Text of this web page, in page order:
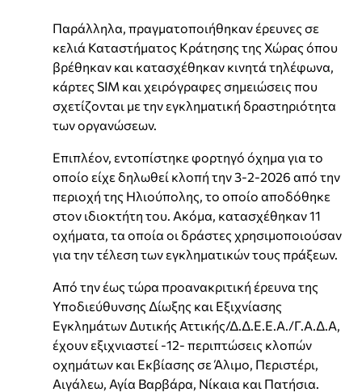
Παράλληλα, πραγματοποιήθηκαν έρευνες σε
κελιά Καταστήματος Κράτησης της Χώρας όπου
βρέθηκαν και κατασχέθηκαν κινητά τηλέφωνα,
κάρτες SIM και χειρόγραφες σημειώσεις που
σχετίζονται με την εγκληματική δραστηριότητα
των οργανώσεων.
Επιπλέον, εντοπίστηκε φορτηγό όχημα για το
οποίο είχε δηλωθεί κλοπή την 3-2-2026 από την
περιοχή της Ηλιούπολης, το οποίο αποδόθηκε
στον ιδιοκτήτη του. Ακόμα, κατασχέθηκαν 11
οχήματα, τα οποία οι δράστες χρησιμοποιούσαν
για την τέλεση των εγκληματικών τους πράξεων.
Από την έως τώρα προανακριτική έρευνα της
Υποδιεύθυνσης Δίωξης και Εξιχνίασης
Εγκλημάτων Δυτικής Αττικής/Δ.Δ.Ε.Ε.Α./Γ.Α.Δ.Α,
έχουν εξιχνιαστεί -12- περιπτώσεις κλοπών
οχημάτων και Εκβίασης σε Άλιμο, Περιστέρι,
Αιγάλεω, Αγία Βαρβάρα, Νίκαια και Πατήσια.